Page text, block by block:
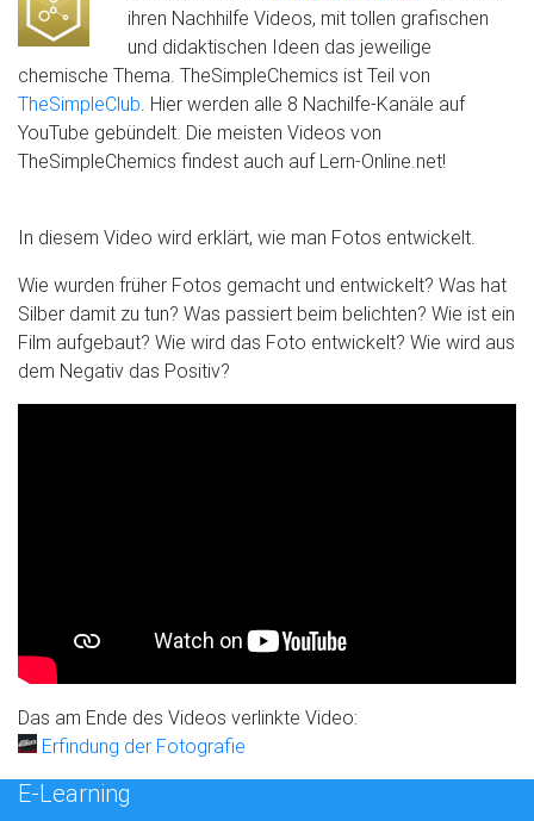
ihren Nachhilfe Videos, mit tollen grafischen
und didaktischen Ideen das jeweilige
chemische Thema. TheSimpleChemics ist Teil von
TheSimpleClub. Hier werden alle 8 Nachilfe-Kanäle auf
YouTube gebündelt. Die meisten Videos von
TheSimpleChemics findest auch auf Lern-Online.net!
In diesem Video wird erklärt, wie man Fotos entwickelt.
Wie wurden früher Fotos gemacht und entwickelt? Was hat
Silber damit zu tun? Was passiert beim belichten? Wie ist ein
Film aufgebaut? Wie wird das Foto entwickelt? Wie wird aus
dem Negativ das Positiv?
Das am Ende des Videos verlinkte Video:
Erfindung der Fotografie
E-Learning